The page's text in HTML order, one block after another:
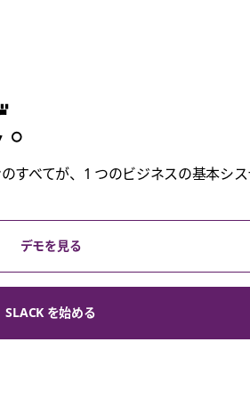
すべてが、1 つのビジネスの基本シ
デモを見る
SLACK を始める